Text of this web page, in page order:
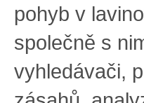
pohyb v
společně s
vyhledávači,